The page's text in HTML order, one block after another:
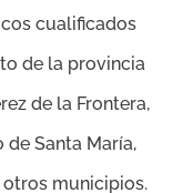
cualificados
de la provincia
de la Frontera,
de Santa María,
otros municipios.